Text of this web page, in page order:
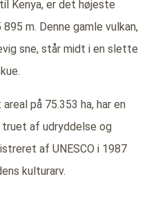
Kenya, er det højeste
m. Denne gamle vulkan,
sne, står midt i en slette
på 75.353 ha, har en
truet af udryddelse og
af UNESCO i 1987
kulturarv.